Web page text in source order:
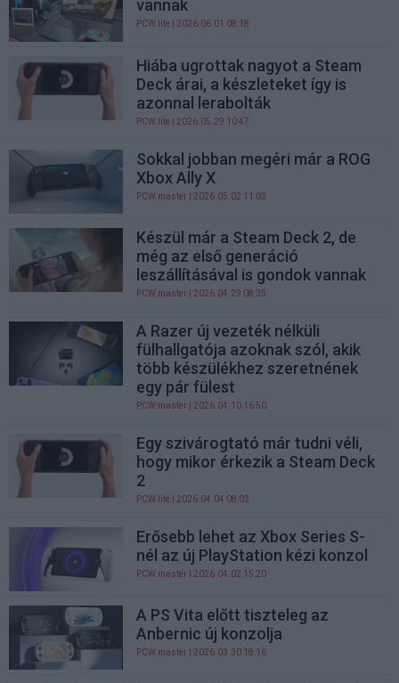
vannak
PCW.lite | 2026.06.01 08:18
Hiába ugrottak nagyot a Steam
Deck árai, a készleteket így is
azonnal lerabolták
PCW.lite | 2026.05.29 10:47
Sokkal jobban megéri már a ROG
Xbox Ally X
PCW.master | 2026.05.02 11:03
Készül már a Steam Deck 2, de
még az első generáció
leszállításával is gondok vannak
PCW.master | 2026.04.29 08:35
A Razer új vezeték nélküli
fülhallgatója azoknak szól, akik
több készülékhez szeretnének
egy pár fülest
PCW.master | 2026.04.10 16:50
Egy szivárogtató már tudni véli,
hogy mikor érkezik a Steam Deck
2
PCW.lite | 2026.04.04 08:03
Erősebb lehet az Xbox Series S-
nél az új PlayStation kézi konzol
PCW.master | 2026.04.02 15:20
A PS Vita előtt tiszteleg az
Anbernic új konzolja
PCW.master | 2026.03.30 18:16